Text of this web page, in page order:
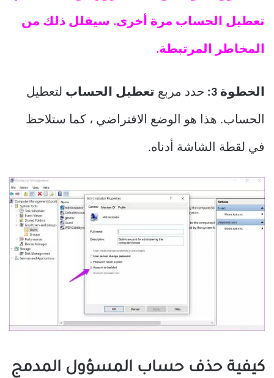
تعطيل الحساب مرة أخرى. سيقلل ذلك من
المخاطر المرتبطة.
الخطوة 3: حدد مربع تعطيل الحساب لتعطيل
الحساب. هذا هو الوضع الافتراضي ، كما ستلاحظ
في لقطة الشاشة أدناه.
كيفية حذف حساب المسؤول المدمج